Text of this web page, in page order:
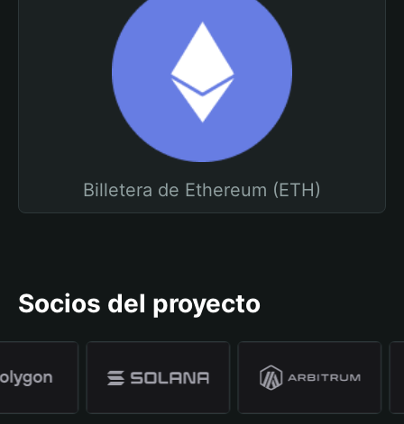
Billetera de Ethereum (ETH)
Socios del proyecto